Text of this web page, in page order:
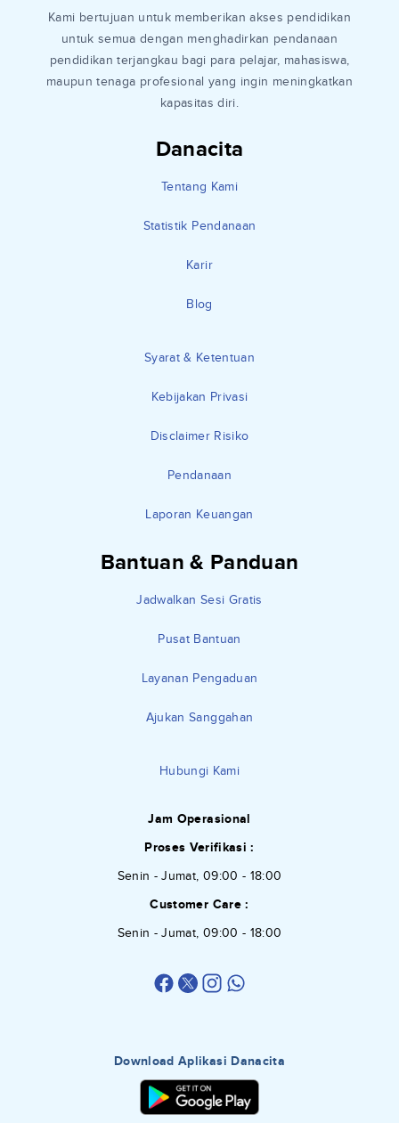
Danacita
Tentang Kami
Statistik Pendanaan
Karir
Blog
Syarat & Ketentuan
Kebijakan Privasi
Disclaimer Risiko
Pendanaan
Laporan Keuangan
Bantuan & Panduan
Jadwalkan Sesi Gratis
Pusat Bantuan
Layanan Pengaduan
Ajukan Sanggahan
Hubungi Kami
Jam Operasional
Proses Verifikasi :
Senin - Jumat, 09:00 - 18:00
Customer Care :
Senin - Jumat, 09:00 - 18:00
Kami bertujuan untuk memberikan akses pendidikan
untuk semua dengan menghadirkan pendanaan
pendidikan terjangkau bagi para pelajar, mahasiswa,
maupun tenaga profesional yang ingin meningkatkan
kapasitas diri.
Download Aplikasi Danacita